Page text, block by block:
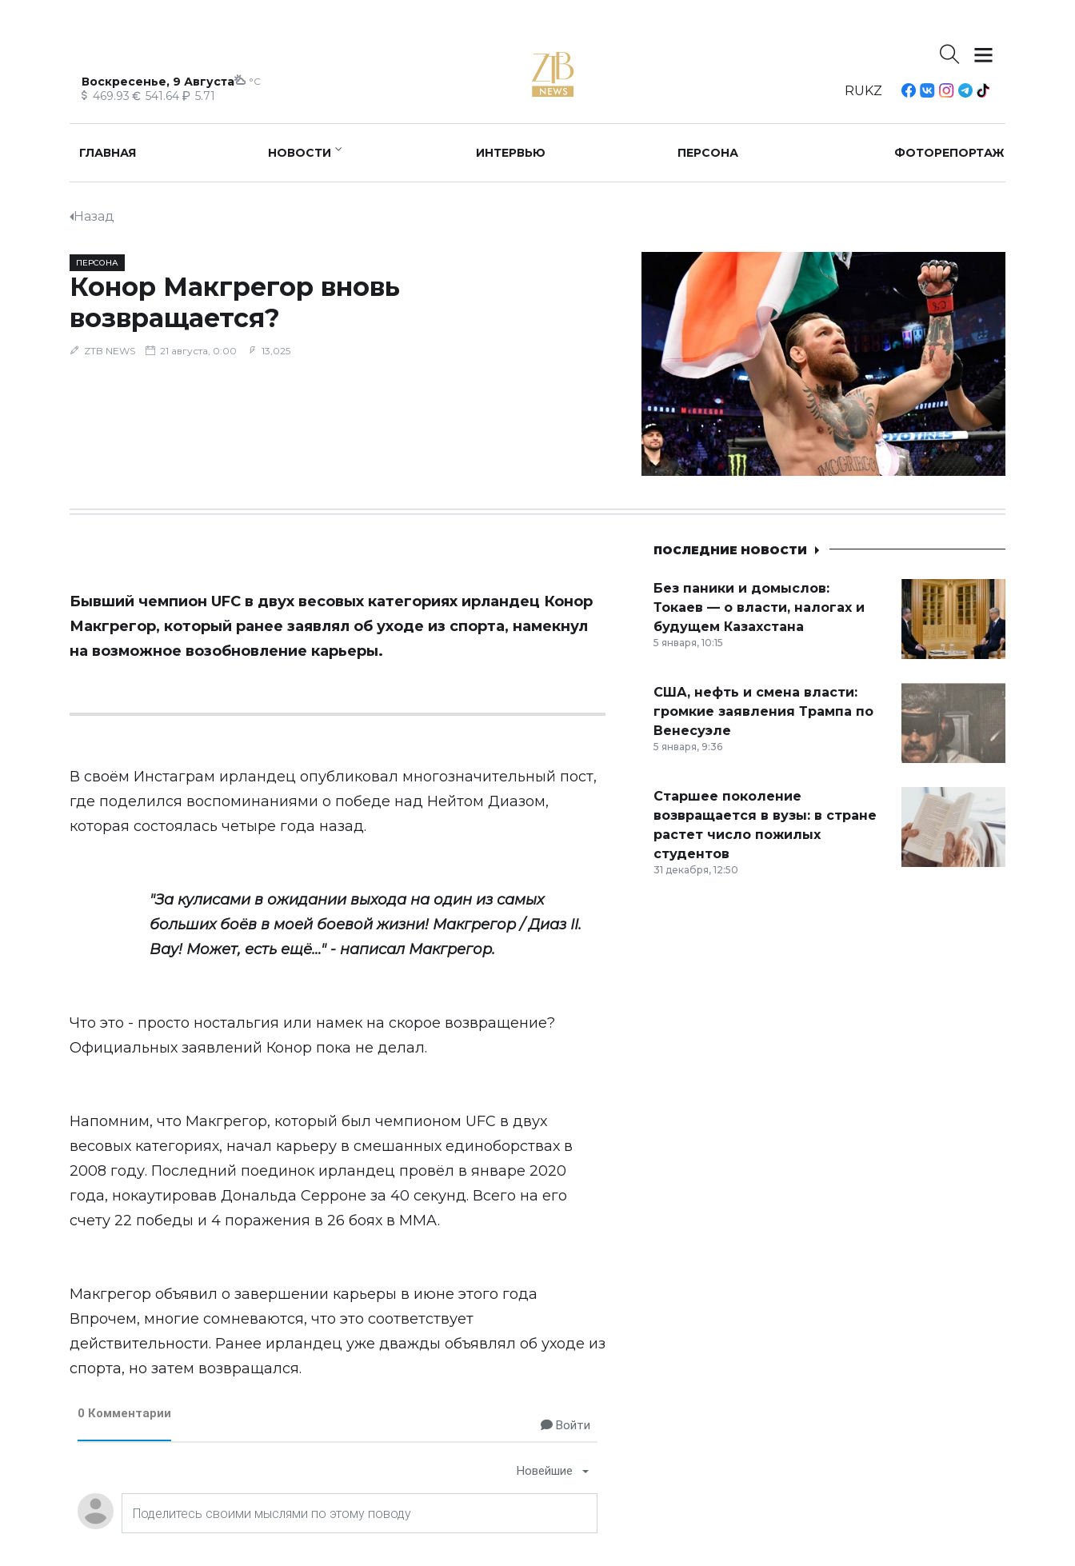
Воскресенье, 9 Августа °C
469.93 541.64 5.71 RUKZ
ГЛАВНАЯ НОВОСТИ ИНТЕРВЬЮ ПЕРСОНА ФОТОРЕПОРТАЖ
Назад
ПЕРСОНА
Конор Макгрегор вновь
возвращается?
ZTB NEWS 21 августа, 0:00 13,025
Бывший чемпион UFC в двух весовых категориях ирландец Конор
Макгрегор, который ранее заявлял об уходе из спорта, намекнул
на возможное возобновление карьеры.
В своём Инстаграм ирландец опубликовал многозначительный пост,
где поделился воспоминаниями о победе над Нейтом Диазом,
которая состоялась четыре года назад.
"За кулисами в ожидании выхода на один из самых
больших боёв в моей боевой жизни! Макгрегор / Диаз II.
Вау! Может, есть ещё…" - написал Макгрегор.
Что это - просто ностальгия или намек на скорое возвращение?
Официальных заявлений Конор пока не делал.
Напомним, что Макгрегор, который был чемпионом UFC в двух
весовых категориях, начал карьеру в смешанных единоборствах в
2008 году. Последний поединок ирландец провёл в январе 2020
года, нокаутировав Дональда Серроне за 40 секунд. Всего на его
счету 22 победы и 4 поражения в 26 боях в MMA.
Макгрегор объявил о завершении карьеры в июне этого года
Впрочем, многие сомневаются, что это соответствует
действительности. Ранее ирландец уже дважды объявлял об уходе из
спорта, но затем возвращался.
0 Комментарии
Войти
Новейшие
ПОСЛЕДНИЕ НОВОСТИ
Без паники и домыслов:
Токаев — о власти, налогах и
будущем Казахстана
5 января, 10:15
США, нефть и смена власти:
громкие заявления Трампа по
Венесуэле
5 января, 9:36
Старшее поколение
возвращается в вузы: в стране
растет число пожилых
студентов
31 декабря, 12:50